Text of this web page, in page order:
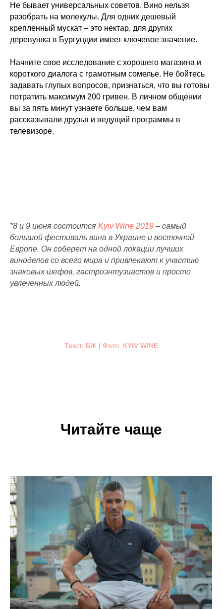
Не бывает универсальных советов. Вино нельзя
разобрать на молекулы. Для одних дешевый
крепленный мускат – это нектар, для других
деревушка в Бургундии имеет ключевое значение.
Начните свое исследование с хорошего магазина и
короткого диалога с грамотным сомелье. Не бойтесь
задавать глупых вопросов, признаться, что вы готовы
потратить максимум 200 гривен. В личном общении
вы за пять минут узнаете больше, чем вам
рассказывали друзья и ведущий программы в
телевизоре.
*8 и 9 июня состоится Kyiv Wine 2019 – самый
большой фестиваль вина в Украине и восточной
Европе. Он соберет на одной локации лучших
виноделов со всего мира и привлекают к участию
знаковых шефов, гастроэнтузиастов и просто
увлеченных людей.
Текст: БЖ | Фото: KYIV WINE
Читайте чаще